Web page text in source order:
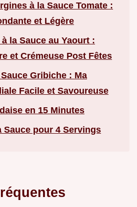
à la Sauce Tomate :
et Légère
la Sauce au Yaourt :
et Crémeuse Post Fêtes
Gribiche : Ma
Facile et Savoureuse
en 15 Minutes
Sauce pour 4 Servings